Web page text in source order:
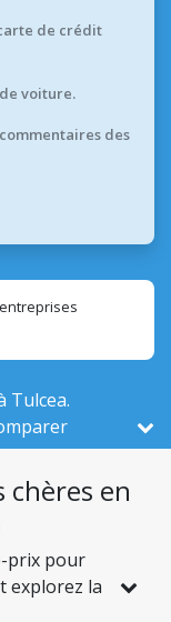
de crédit
voiture.
des
Tulcea.
Roumanie,
chères en
prix pour
explorez la